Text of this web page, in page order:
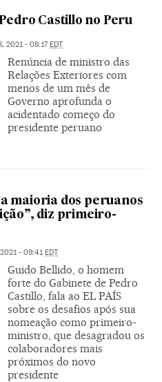
Castillo no Peru
2021 - 08:17EDT
Renúncia de ministro das
Relações Exteriores com
menos de um mês de
Governo aprofunda o
acidentado começo do
presidente peruano
maioria dos peruanos
diz primeiro-
- 09:41EDT
Guido Bellido, o homem
forte do Gabinete de Pedro
Castillo, fala ao EL PAÍS
sobre os desafios após sua
nomeação como primeiro-
ministro, que desagradou os
colaboradores mais
próximos do novo
presidente